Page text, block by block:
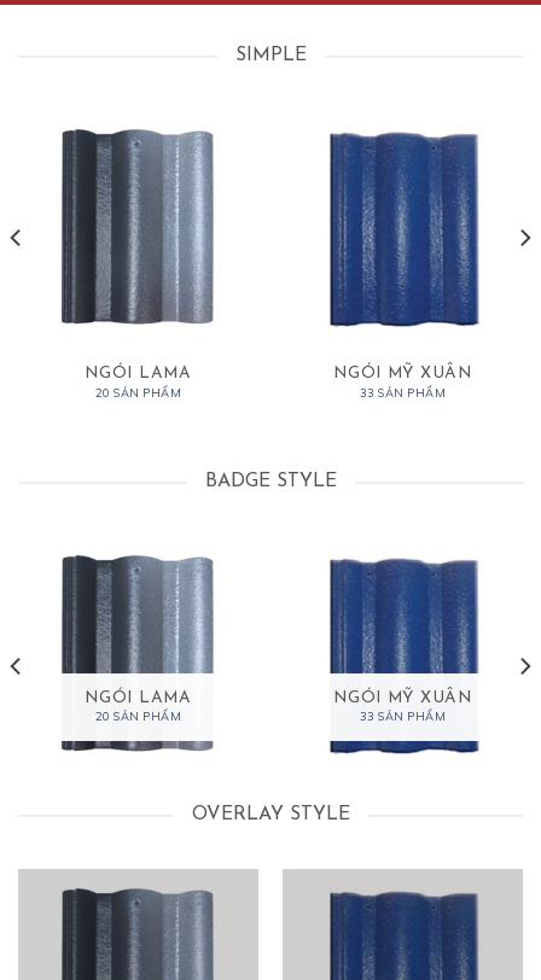
SIMPLE
NGÓI LAMA
20 SẢN PHẨM
NGÓI MỸ XUÂN
33 SẢN PHẨM
BADGE STYLE
NGÓI LAMA
20 SẢN PHẨM
NGÓI MỸ XUÂN
33 SẢN PHẨM
OVERLAY STYLE